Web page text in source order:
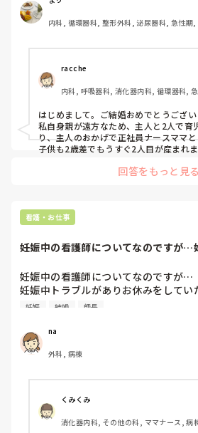
とが難しく、これから二人で支え合っ
す。
ところで、私は30歳で、彼は36歳です
子供ができたらいいなと思っていま
なと思っていますが、頼れる家族もお
の二人をちゃんと育てるか、という心
ママナースはどのように子育てしてい
内科, 循環器科, 整形外科, 泌尿器科, 急性期,
racche
内科, 呼吸器科, 消化器内科, 循環器科,
はじめまして。ご結婚おめでとうござい
私自身親が遠方なため、主人と2人で育
り、主人のおかげで正社員ナースママ
子供も2歳差でもうすぐ2人目が産まれ
1番大切なことは、結婚してからも色々
事、そして仕事もしやすくなると思うの
✨
回答をもっと見る
看護・お仕事
妊娠中の看護師についてなのですが…
妊娠中の看護師についてなのですが…
妊娠中トラブルがありお休みをしてい
来月から復帰するそうです。
そんな状態でこられても困るしなにが
急性期のここにきたってできることない
気を使うしいない方がいい
私は去年結婚しそろそろ妊活しようか
考えていたところでした。
なので待遇良くないだろうし悪口をい
目に見えています…
妊娠 結婚 師長
na
外科, 病棟
くみくみ
消化器内科, その他の科, ママナース, 病